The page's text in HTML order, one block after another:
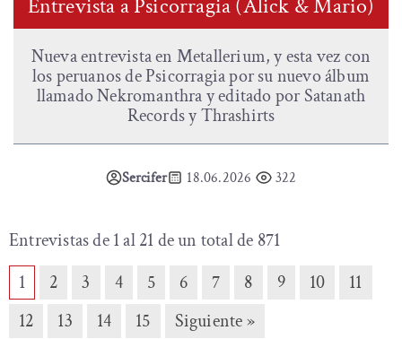
Entrevista a Psicorragia (Alick & Mario)
Nueva entrevista en Metallerium, y esta vez con
los peruanos de Psicorragia por su nuevo álbum
llamado Nekromanthra y editado por Satanath
Records y Thrashirts
Sercifer 18.06.2026 322
Entrevistas de 1 al 21 de un total de 871
1
2 3 4 5 6 7 8 9 10
11
12
13 14 15 Siguiente »